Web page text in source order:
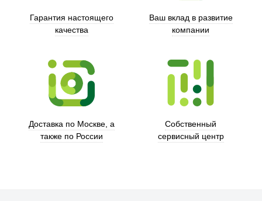
Гарантия настоящего
качества
Ваш вклад в развитие
компании
Доставка по Москве, а
также по России
Собственный
сервисный центр